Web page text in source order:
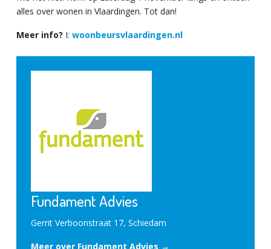
alles over wonen in Vlaardingen. Tot dan!
Meer info? I: woonbeursvlaardingen.nl
Fundament Advies
Gerrit Verboonstraat 17, Schiedam
Meer over Fundament Advies →